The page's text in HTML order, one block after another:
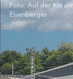
Foto: Auf der
Eisenberger